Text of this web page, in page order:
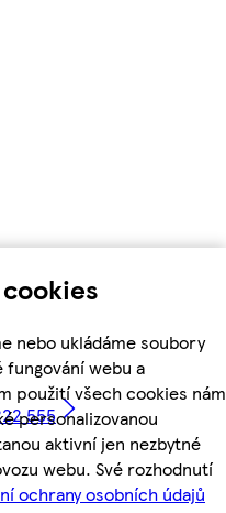
nebo ukládáme soubory
webu a
použití všech cookies nám
personalizovanou
aktivní jen nezbytné
webu. Své rozhodnutí
ochrany osobních údajů
555